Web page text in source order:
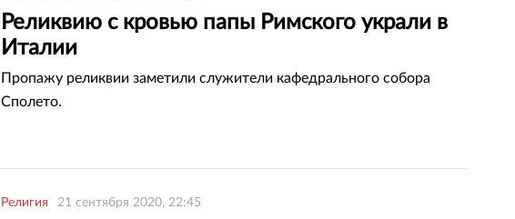
Реликвию с кровью папы Римского украли в
Италии
Пропажу реликвии заметили служители кафедрального собора
Сполето.
Религия 21 сентября 2020, 22:45